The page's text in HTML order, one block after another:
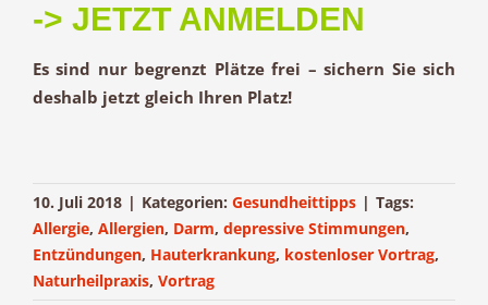
-> JETZT ANMELDEN
Es sind nur begrenzt Plätze frei – sichern Sie sich
deshalb jetzt gleich Ihren Platz!
10. Juli 2018 | Kategorien: Gesundheittipps | Tags:
Allergie, Allergien, Darm, depressive Stimmungen,
Entzündungen, Hauterkrankung, kostenloser Vortrag,
Naturheilpraxis, Vortrag